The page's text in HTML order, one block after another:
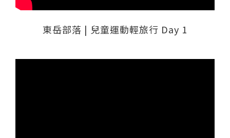
東岳部落 | 兒童運動輕旅行 Day 1